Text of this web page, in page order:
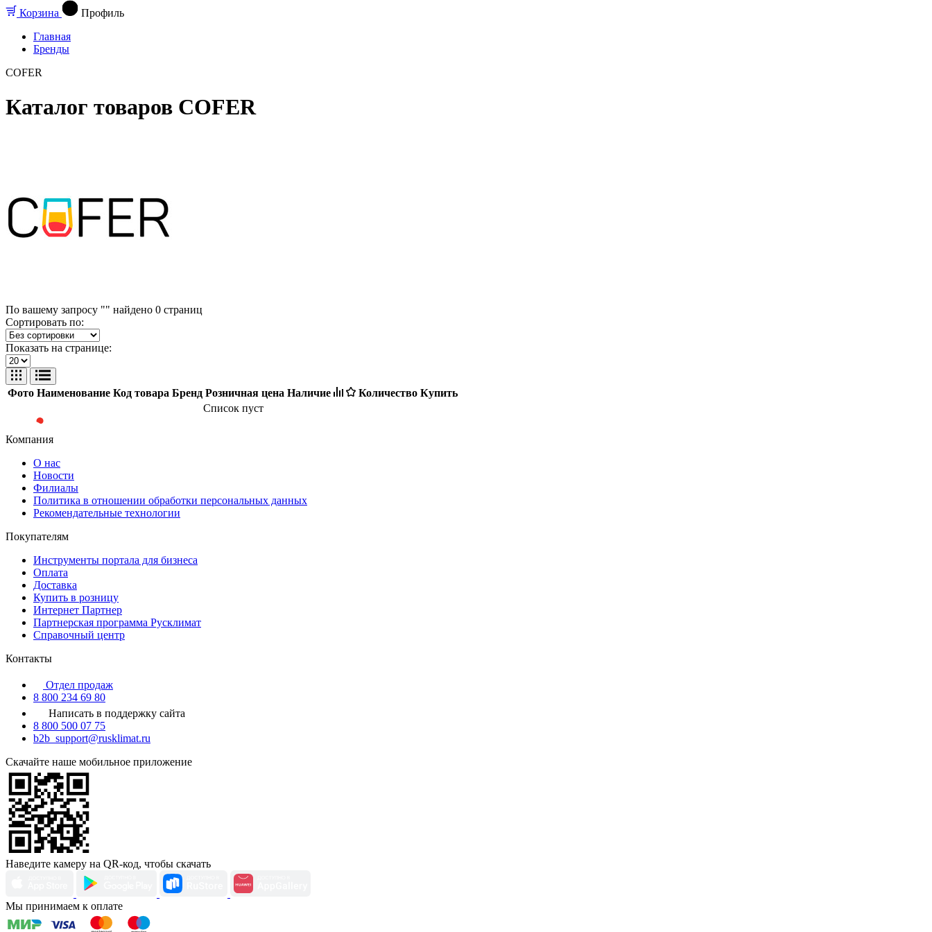
Корзина
Профиль
Главная
Бренды
COFER
Каталог товаров COFER
По вашему запросу "" найдено 0 страниц
Сортировать по:
Показать на странице:
Фото Наименование Код товара Бренд Розничная цена Наличие Количество Купить
Список пуст
Компания
О нас
Новости
Филиалы
Политика в отношении обработки персональных данных
Рекомендательные технологии
Покупателям
Инструменты портала для бизнеса
Оплата
Доставка
Купить в розницу
Интернет Партнер
Партнерская программа Русклимат
Справочный центр
Контакты
Отдел продаж
8 800 234 69 80
Написать в поддержку сайта
8 800 500 07 75
b2b_support@rusklimat.ru
Скачайте наше мобильное приложение
Наведите камеру на QR-код, чтобы скачать
Мы принимаем к оплате